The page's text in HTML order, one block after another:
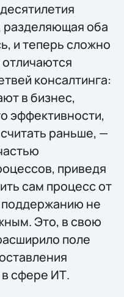
разделяющая оба
и теперь сложно
консалтинга:
в бизнес,
эффективности,
раньше, —
приведя
сам процесс от
поддержанию не
Это, в свою
поле
в сфере ИТ.